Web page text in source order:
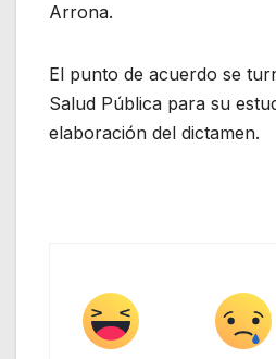
Arrona.
El punto de acuerdo se
Salud Pública para su
elaboración del dictamen.